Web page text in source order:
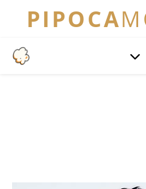
PIPOCA